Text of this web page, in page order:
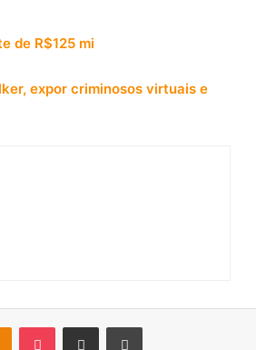
de R$125 mi
expor criminosos virtuais e
OK Pocket Compartilhar por e-mail Imprimir